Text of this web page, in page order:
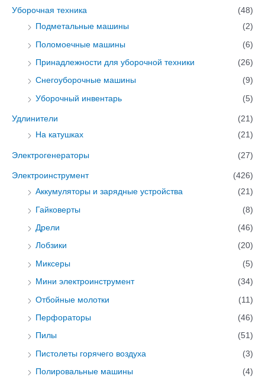
Уборочная техника
(48)
Подметальные машины
(2)
Поломоечные машины (6)
Принадлежности для уборочной техники (26)
Снегоуборочные машины (9)
Уборочный инвентарь (5)
Удлинители
(21)
На катушках
(21)
Электрогенераторы (27)
Электроинструмент
(426)
Аккумуляторы и зарядные устройства
(21)
Гайковерты (8)
Дрели (46)
Лобзики (20)
Миксеры (5)
Мини электроинструмент (34)
Отбойные молотки (11)
Перфораторы (46)
Пилы (51)
Пистолеты горячего воздуха (3)
Полировальные машины (4)